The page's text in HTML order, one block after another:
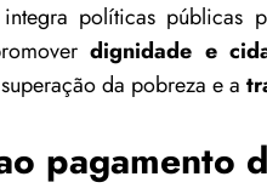
políticas públicas
dignidade e
da pobreza e a
pagamento